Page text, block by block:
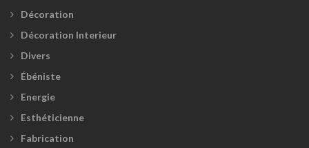
Décoration
Décoration Interieur
Divers
Ébéniste
Energie
Esthéticienne
Fabrication